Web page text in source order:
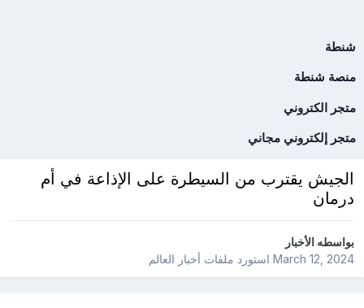
شنطة
منصة شنطة
متجر الكتروني
متجر إلكتروني مجاني
الجيش يقترب من السيطرة على الإذاعة في أم
درمان
بواسطهالأخبار
March 12, 2024استورد ملفات أخبار العالم